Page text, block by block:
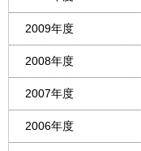
2009年度
2008年度
2007年度
2006年度